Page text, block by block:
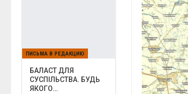
ПИСЬМА В РЕДАКЦИЮ
БАЛАСТ ДЛЯ
СУСПІЛЬСТВА. БУДЬ
ЯКОГО…